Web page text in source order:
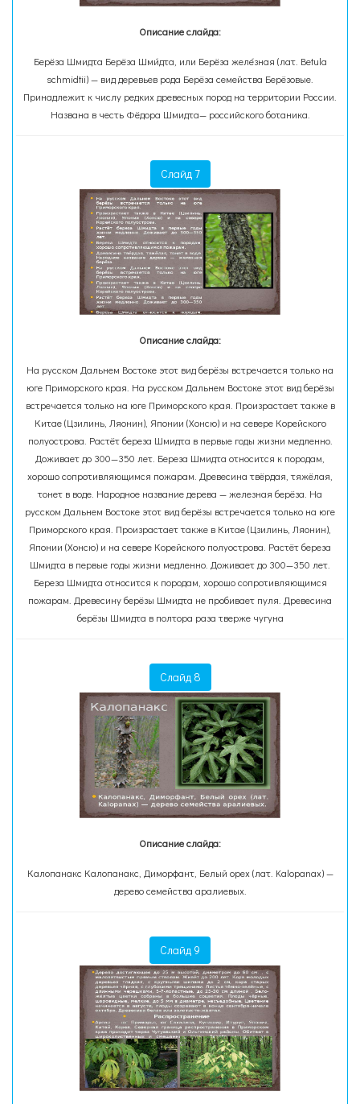
Описание слайда:
Берёза Шмидта Берёза Шми́дта, или Берёза желе́зная (лат. Betula
schmidtii) — вид деревьев рода Берёза семейства Берёзовые.
Принадлежит к числу редких древесных пород на территории России.
Названа в честь Фёдора Шмидта— российского ботаника.
Слайд 7
Описание слайда:
На русском Дальнем Востоке этот вид берёзы встречается только на
юге Приморского края. На русском Дальнем Востоке этот вид берёзы
встречается только на юге Приморского края. Произрастает также в
Китае (Цзилинь, Ляонин), Японии (Хонсю) и на севере Корейского
полуострова. Растёт береза Шмидта в первые годы жизни медленно.
Доживает до 300—350 лет. Береза Шмидта относится к породам,
хорошо сопротивляющимся пожарам. Древесина твёрдая, тяжёлая,
тонет в воде. Народное название дерева — железная берёза. На
русском Дальнем Востоке этот вид берёзы встречается только на юге
Приморского края. Произрастает также в Китае (Цзилинь, Ляонин),
Японии (Хонсю) и на севере Корейского полуострова. Растёт береза
Шмидта в первые годы жизни медленно. Доживает до 300—350 лет.
Береза Шмидта относится к породам, хорошо сопротивляющимся
пожарам. Древесину берёзы Шмидта не пробивает пуля. Древесина
берёзы Шмидта в полтора раза тверже чугуна
Слайд 8
Описание слайда:
Калопанакс Калопанакс, Диморфант, Белый орех (лат. Kalopanax) —
дерево семейства аралиевых.
Слайд 9